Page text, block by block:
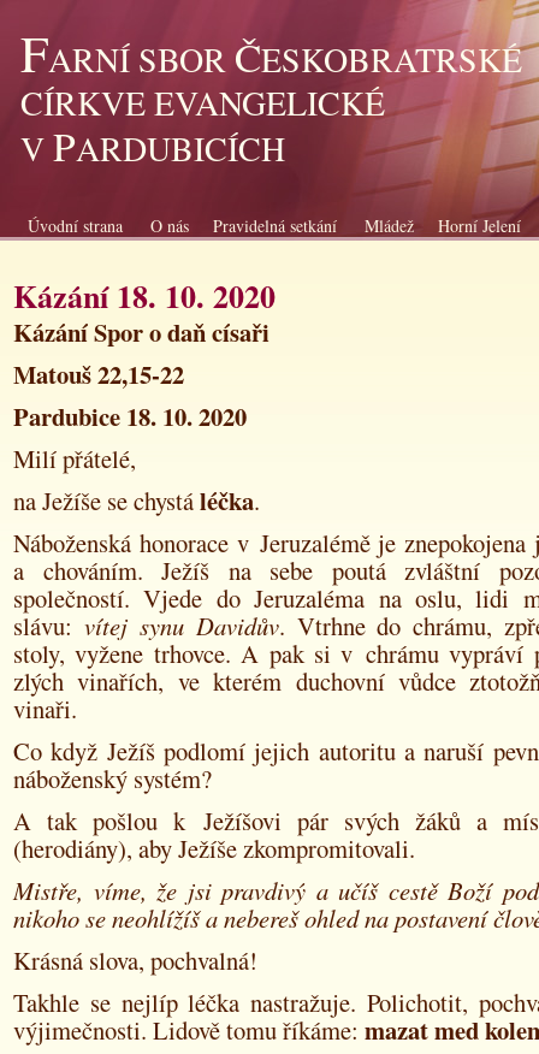
FARNÍ SBOR ČESKOBRATRSKÉ
CÍRKVE EVANGELICKÉ
VPARDUBICÍCH
Úvodní strana O nás Pravidelná setkání Mládež Horní Jelení
Kázání 18. 10. 2020
Kázání Spor o daň císaři
Matouš 22,15-22
Pardubice 18. 10. 2020
Milí přátelé,
na Ježíše se chystáléčka.
Náboženská honorace v Jeruzalémě je
a chováním. Ježíš na sebe poutá zvláštní
společností. Vjede do Jeruzaléma na oslu, lidi
slávu: vítej synu Davidův. Vtrhne do chrámu,
stoly, vyžene trhovce. A pak si v chrámu vypráví
zlých vinařích, ve kterém duchovní vůdce
vinaři.
Co když Ježíš podlomí jejich autoritu a naruší
náboženský systém?
A tak pošlou k Ježíšovi pár svých žáků a
(herodiány), aby Ježíše zkompromitovali.
Mistře, víme, že jsi pravdivý a učíš cestě Boží
nikoho se neohlížíš a nebereš ohled na postavení
Krásná slova, pochvalná!
Takhle se nejlíp léčka nastražuje. Polichotit,
výjimečnosti. Lidově tomu říkáme: mazat med